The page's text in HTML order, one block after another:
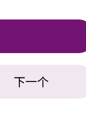
下一个